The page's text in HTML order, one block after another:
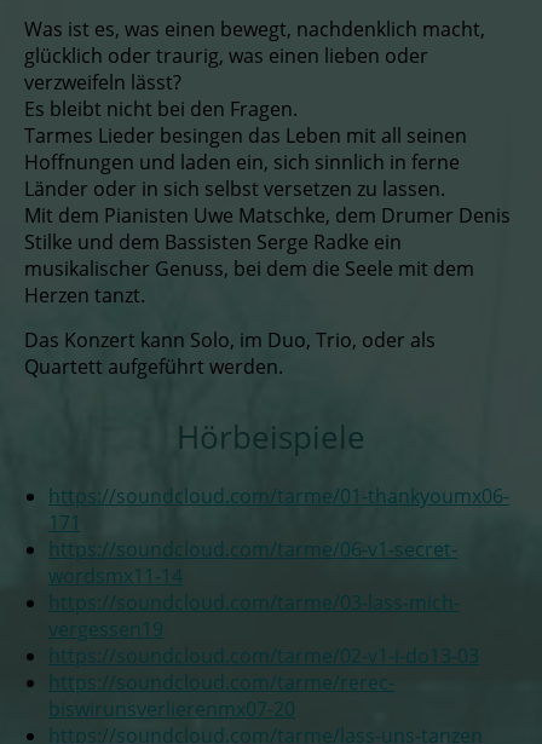
Was ist es, was einen bewegt, nachdenklich macht,
glücklich oder traurig, was einen lieben oder
verzweifeln lässt?
Es bleibt nicht bei den Fragen.
Tarmes Lieder besingen das Leben mit all seinen
Hoffnungen und laden ein, sich sinnlich in ferne
Länder oder in sich selbst versetzen zu lassen.
Mit dem Pianisten Uwe Matschke, dem Drumer Denis
Stilke und dem Bassisten Serge Radke ein
musikalischer Genuss, bei dem die Seele mit dem
Herzen tanzt.
Das Konzert kann Solo, im Duo, Trio, oder als
Quartett aufgeführt werden.
Hörbeispiele
https://soundcloud.com/tarme/01-thankyoumx06-
171
https://soundcloud.com/tarme/06-v1-secret-
wordsmx11-14
https://soundcloud.com/tarme/03-lass-mich-
vergessen19
https://soundcloud.com/tarme/02-v1-i-do13-03
https://soundcloud.com/tarme/rerec-
biswirunsverlierenmx07-20
https://soundcloud.com/tarme/lass-uns-tanzen